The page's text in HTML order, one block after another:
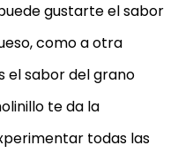
gustarte el sabor
como a otra
el sabor del grano
te da la
todas las